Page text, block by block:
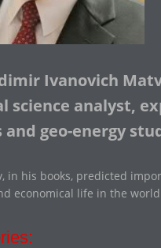
Ivanovich
science analyst,
geo-energy
in his books, predicted
economical life in the